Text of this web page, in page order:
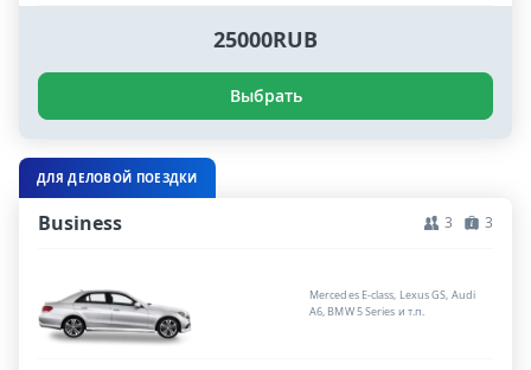
25000RUB
Выбрать
ДЛЯ ДЕЛОВОЙ ПОЕЗДКИ
Business 3 3
Mercedes E-class, Lexus GS, Audi
A6, BMW 5 Series и т.п.